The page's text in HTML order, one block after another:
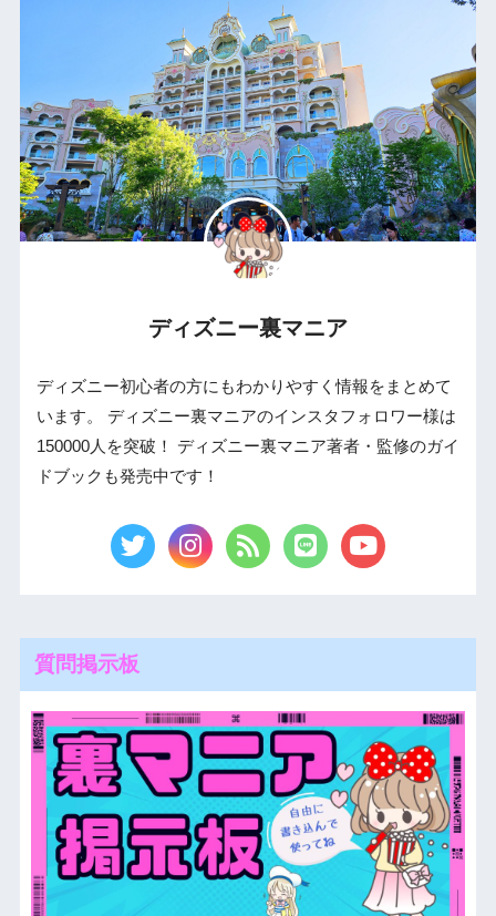
ディズニー裏マニア
ディズニー初心者の方にもわかりやすく情報をまとめて
います。 ディズニー裏マニアのインスタフォロワー様は
150000人を突破！ ディズニー裏マニア著者・監修のガイ
ドブックも発売中です！
質問掲示板